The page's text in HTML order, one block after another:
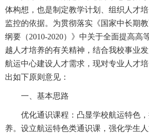
体构想，也是制定教学计划、组织人才
监控的依据。为贯彻落实《国家中长期
纲要（2010-2020）》中关于全面提高高
越人才培养的有关精神，结合我校事业
航运中心建设人才需求，现对专业人才
出如下原则意见：
一、基本思路
优化通识课程：凸显学校航运特色
养。设立航运特色类通识课，强化学生